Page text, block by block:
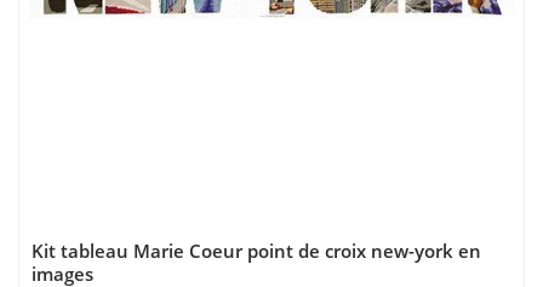
Kit tableau Marie Coeur point de croix new-york en
images